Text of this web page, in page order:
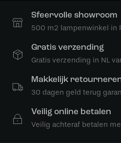
Sfeervolle showroom
500 m2 lampenwinkel in
Gratis verzending
Gratis verzending in NL
Makkelijk
30 dagen geld terug
Veilig online betalen
Veilig achteraf betalen